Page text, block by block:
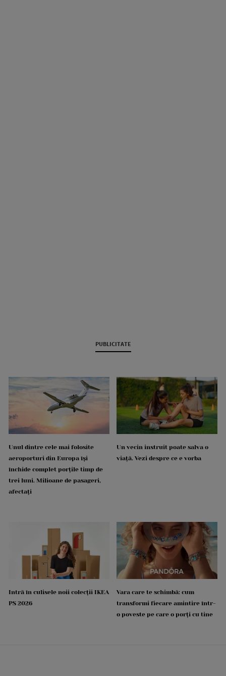
PUBLICITATE
Unul dintre cele mai folosite
aeroporturi din Europa își
închide complet porțile timp de
trei luni. Milioane de pasageri,
afectați
Un vecin instruit poate salva o
viață. Vezi despre ce e vorba
Intră în culisele noii colecții IKEA
PS 2026
Vara care te schimbă: cum
transformi fiecare amintire într-
o poveste pe care o porți cu tine